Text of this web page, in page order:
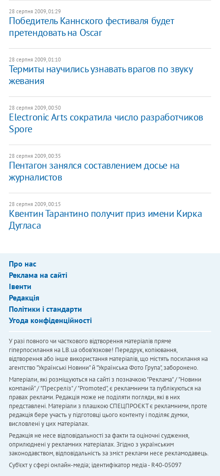
28 серпня 2009, 01:29
Победитель Каннского фестиваля будет
претендовать на Oscar
28 серпня 2009, 01:10
Термиты научились узнавать врагов по звуку
жевания
28 серпня 2009, 00:50
Electronic Arts сократила число разработчиков
Spore
28 серпня 2009, 00:35
Пентагон занялся составлением досье на
журналистов
28 серпня 2009, 00:15
Квентин Тарантино получит приз имени Кирка
Дугласа
Про нас
Реклама на сайті
Івенти
Редакція
Політики і стандарти
Угода конфіденційності
У разі повного чи часткового відтворення матеріалів пряме
гіперпосилання на LB.ua обов'язкове! Передрук, копіювання,
відтворення або інше використання матеріалів, що містять посилання на
агентство "Українськi Новини" й "Українська Фото Група", заборонено.
Матеріали, які розміщуються на сайті з позначкою "Реклама" / "Новини
компаній" / "Пресреліз" / "Promoted", є рекламними та публікуються на
правах реклами. Редакція може не поділяти погляди, які в них
представлені. Матеріали з плашкою СПЕЦПРОЄКТ є рекламними, проте
редакція бере участь у підготовці цього контенту і поділяє думки,
висловлені у цих матеріалах.
Редакція не несе відповідальності за факти та оціночні судження,
оприлюднені у рекламних матеріалах. Згідно з українським
законодавством, відповідальність за зміст реклами несе рекламодавець.
Cуб'єкт у сфері онлайн-медіа; ідентифікатор медіа - R40-05097